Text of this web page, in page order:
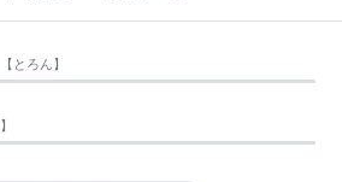
【 とろん】
】